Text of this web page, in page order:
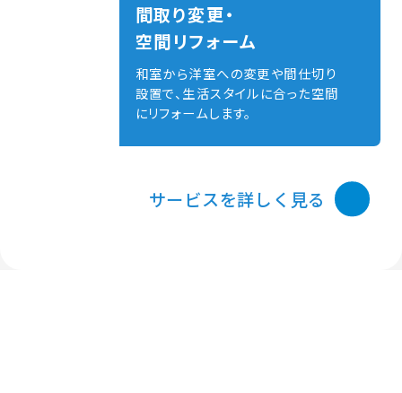
間取り変更・
空間リフォーム
和室から洋室への変更や間仕切り
設置で、生活スタイルに合った空間
にリフォームします。
サービスを詳しく見る
Works
施工事例